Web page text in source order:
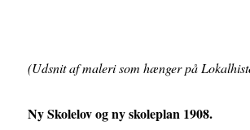
(Udsnit af maleri som hænger på
Ny Skolelov og ny skoleplan 1908.